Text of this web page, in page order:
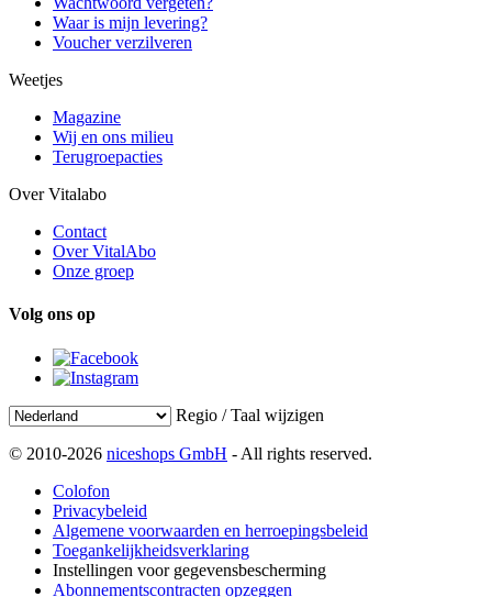
Waar is mijn levering?
Voucher verzilveren
Weetjes
Magazine
Wij en ons milieu
Terugroepacties
Over Vitalabo
Contact
Over VitalAbo
Onze groep
Volg ons op
Regio / Taal wijzigen
© 2010-2026 niceshops GmbH - All rights reserved.
Colofon
Privacybeleid
Algemene voorwaarden en herroepingsbeleid
Toegankelijkheidsverklaring
Instellingen voor gegevensbescherming
Abonnementscontracten opzeggen